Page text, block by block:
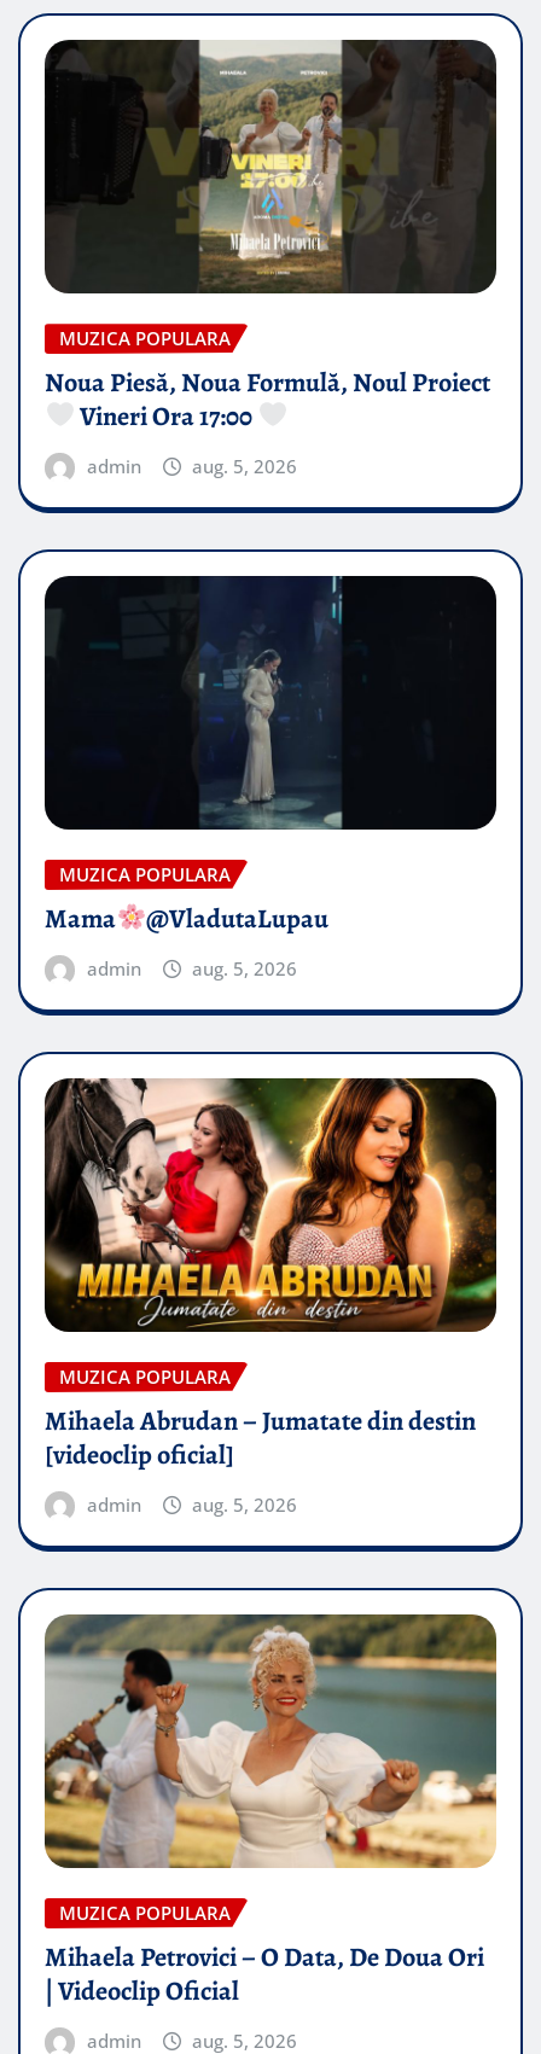
MUZICA POPULARA
Noua Piesă, Noua Formulă, Noul Proiect
Vineri Ora 17:00
admin aug. 5, 2026
MUZICA POPULARA
Mama @VladutaLupau
admin aug. 5, 2026
MUZICA POPULARA
Mihaela Abrudan – Jumatate din destin
[videoclip oficial]
admin aug. 5, 2026
MUZICA POPULARA
Mihaela Petrovici – O Data, De Doua Ori
| Videoclip Oficial
admin aug. 5, 2026